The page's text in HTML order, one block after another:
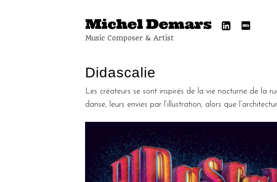
Michel Demars
Music Composer & Artist
Didascalie
Les créateurs se sont inspirés de la vie nocturne de la
danse, leurs envies par l’illustration, alors que